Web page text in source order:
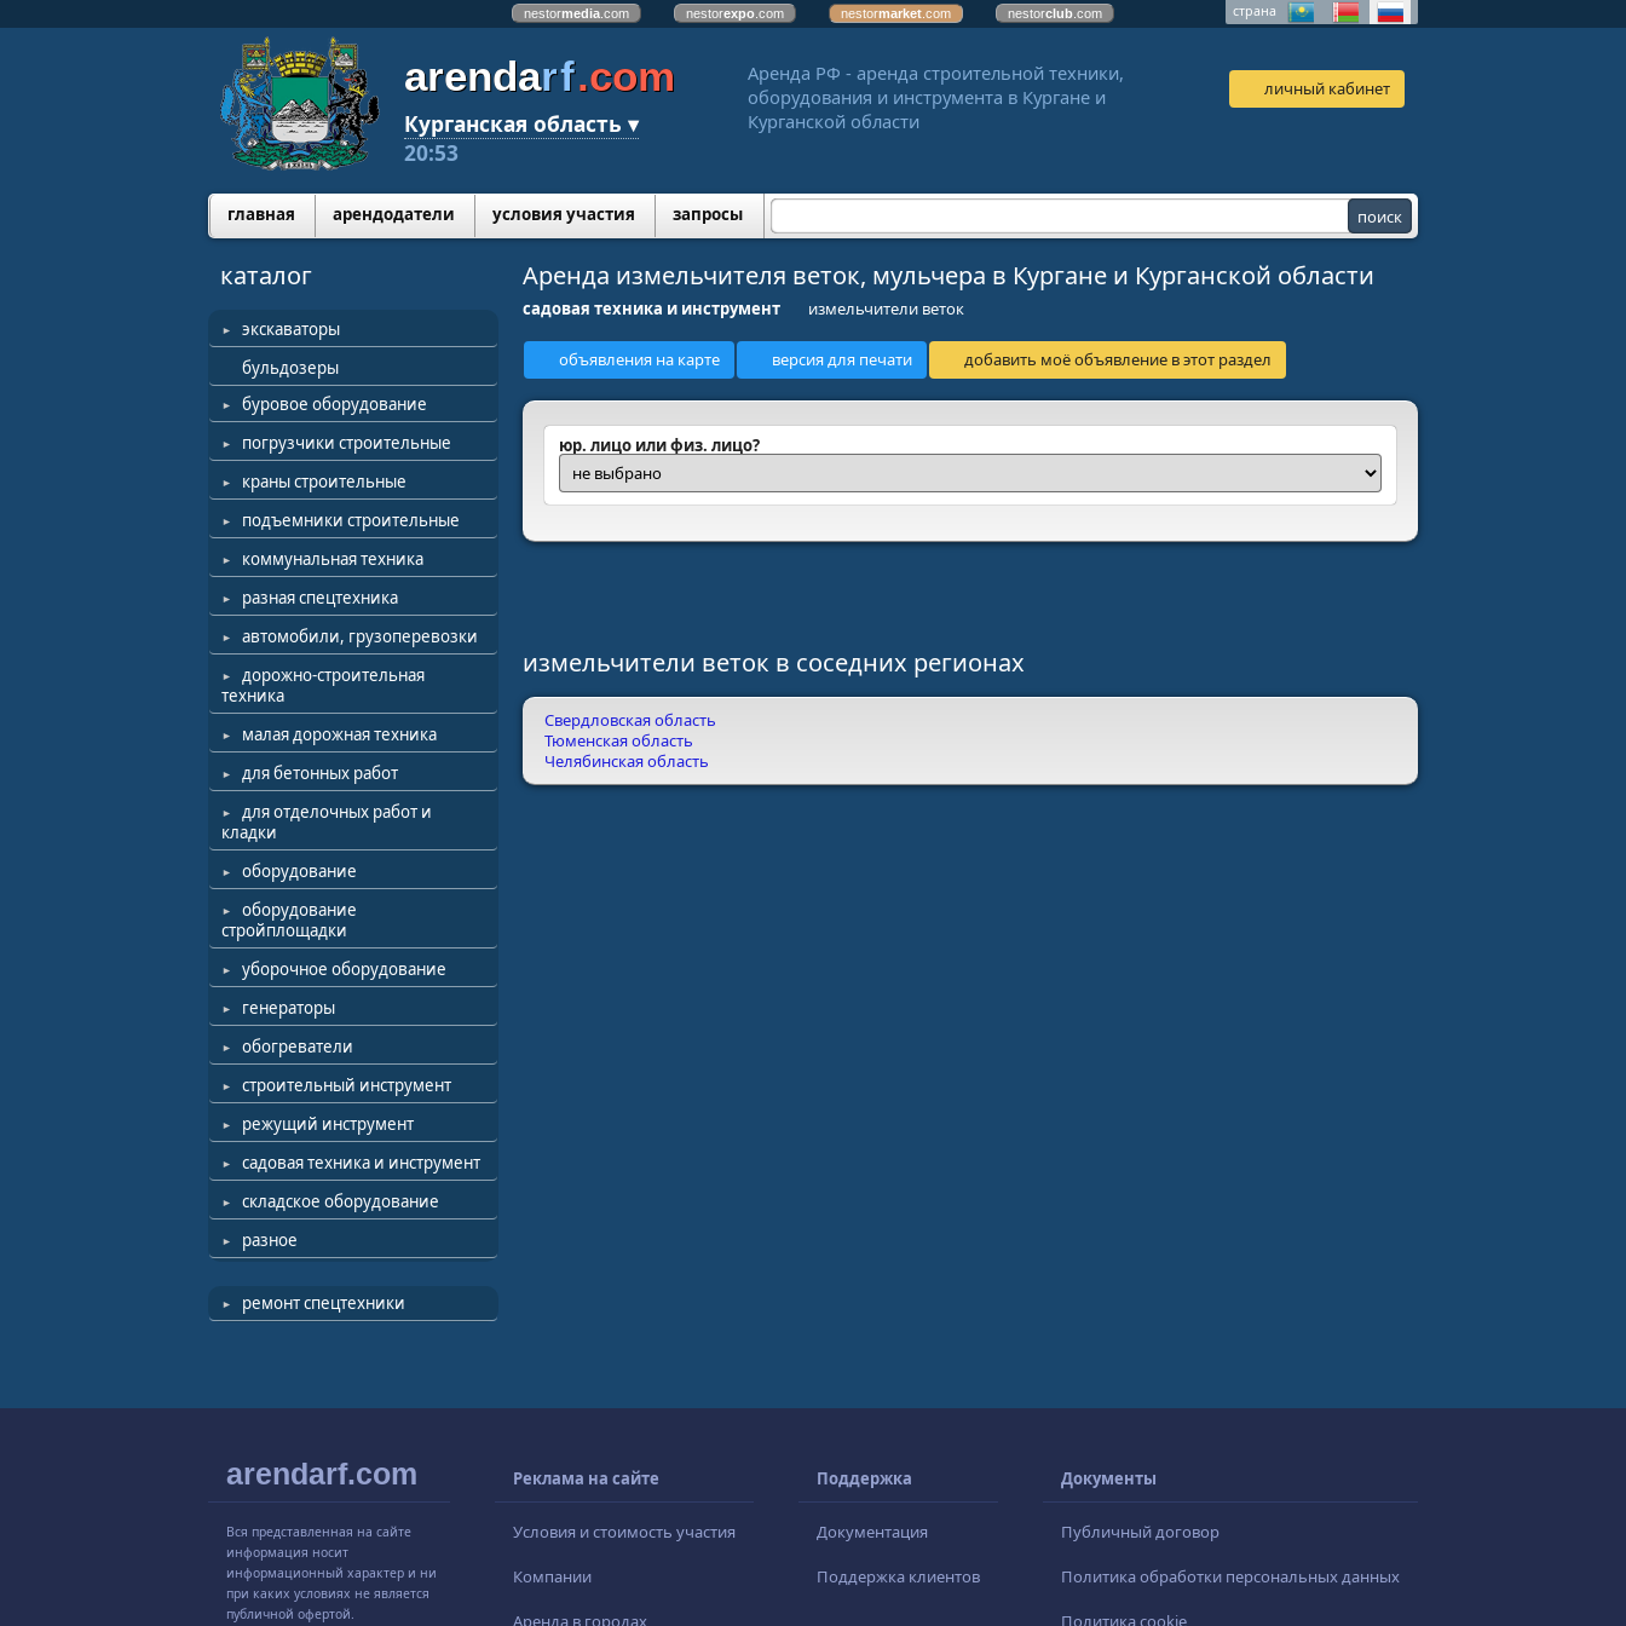
nestormedia .com nestorexpo .com nestormarket .com nestorclub .com страна
arendarf.com
Курганская область ▾
20:53
Аренда РФ - аренда строительной техники,
оборудования и инструмента в Кургане и
Курганской области
личный кабинет
главная арендодатели условия участия запросы
каталог
экскаваторы
бульдозеры
буровое оборудование
погрузчики строительные
краны строительные
подъемники строительные
коммунальная техника
разная спецтехника
автомобили, грузоперевозки
дорожно-строительная
техника
малая дорожная техника
для бетонных работ
для отделочных работ и
кладки
оборудование
оборудование
стройплощадки
уборочное оборудование
генераторы
обогреватели
строительный инструмент
режущий инструмент
садовая техника и инструмент
складское оборудование
разное
ремонт спецтехники
Аренда измельчителя веток, мульчера в Кургане и Курганской области
садовая техника и инструмент измельчители веток
объявления на карте версия для печати добавить моё объявление в этот раздел
юр. лицо или физ. лицо?
измельчители веток в соседних регионах
Свердловская область
Тюменская область
Челябинская область
arendarf.com
Вся представленная на сайте
информация носит
информационный характер и ни
при каких условиях не является
публичной офертой.
Реклама на сайте
Условия и стоимость участия
Компании
Аренда в городах
Поддержка
Документация
Поддержка клиентов
Документы
Публичный договор
Политика обработки персональных данных
Политика cookie